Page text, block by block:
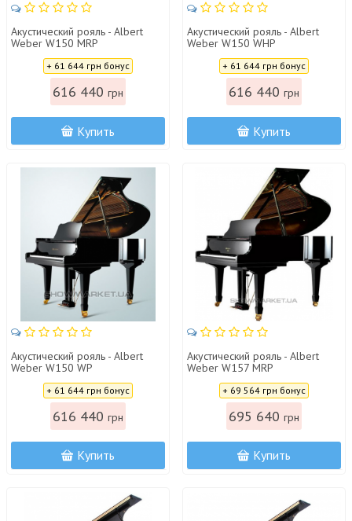
Акустический рояль - Albert
Weber W150 MRP
+ 61 644 грн бонус
616 440 грн
Купить
Акустический рояль - Albert
Weber W150 WHP
+ 61 644 грн бонус
616 440 грн
Купить
Акустический рояль - Albert
Weber W150 WP
+ 61 644 грн бонус
616 440 грн
Купить
Акустический рояль - Albert
Weber W157 MRP
+ 69 564 грн бонус
695 640 грн
Купить